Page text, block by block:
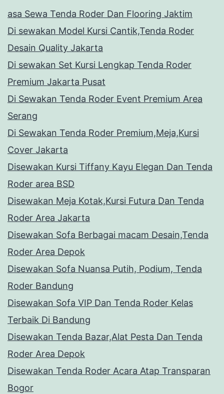
asa Sewa Tenda Roder Dan Flooring Jaktim
Di sewakan Model Kursi Cantik,Tenda Roder
Desain Quality Jakarta
Di sewakan Set Kursi Lengkap Tenda Roder
Premium Jakarta Pusat
Di Sewakan Tenda Roder Event Premium Area
Serang
Di Sewakan Tenda Roder Premium,Meja,Kursi
Cover Jakarta
Disewakan Kursi Tiffany Kayu Elegan Dan Tenda
Roder area BSD
Disewakan Meja Kotak,Kursi Futura Dan Tenda
Roder Area Jakarta
Disewakan Sofa Berbagai macam Desain,Tenda
Roder Area Depok
Disewakan Sofa Nuansa Putih, Podium, Tenda
Roder Bandung
Disewakan Sofa VIP Dan Tenda Roder Kelas
Terbaik Di Bandung
Disewakan Tenda Bazar,Alat Pesta Dan Tenda
Roder Area Depok
Disewakan Tenda Roder Acara Atap Transparan
Bogor